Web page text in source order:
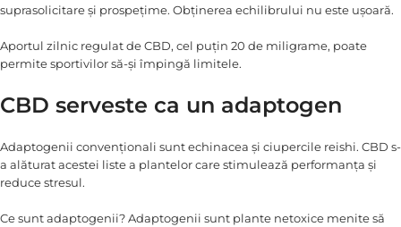
suprasolicitare și prospețime. Obținerea echilibrului nu este ușoară.
Aportul zilnic regulat de CBD, cel puțin 20 de miligrame, poate
permite sportivilor să-și împingă limitele.
CBD serveste ca un adaptogen
Adaptogenii convenționali sunt echinacea și ciupercile reishi. CBD s-
a alăturat acestei liste a plantelor care stimulează performanța și
reduce stresul.
Ce sunt adaptogenii? Adaptogenii sunt plante netoxice menite să